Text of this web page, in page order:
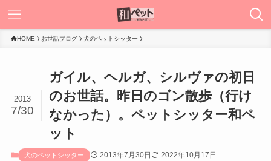
HOME お世話ブログ 犬のペットシッター
ガイル、ヘルガ、シルヴァの初日
のお世話。昨日のゴン散歩（行け
なかった）。ペットシッター和ペ
ット
2013
7/30
犬のペットシッター 2013年7月30日 2022年10月17日